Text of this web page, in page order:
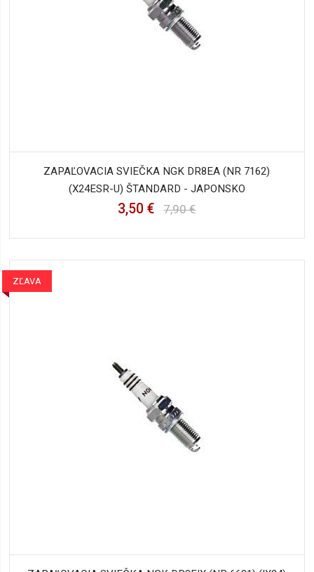
ZAPAĽOVACIA SVIEČKA NGK DR8EA (NR 7162)
(X24ESR-U) ŠTANDARD - JAPONSKO
3,50 € 7,90 €
ZĽAVA